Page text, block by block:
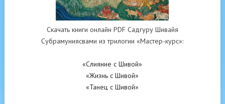
Скачать книги онлайн PDF Садгуру Шивайя
Субрамуниясвами из трилогии «Мастер-курс»:
«Слияние с Шивой»
«Жизнь с Шивой»
«Танец с Шивой»